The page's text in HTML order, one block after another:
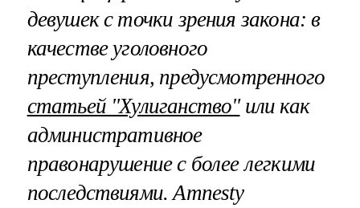
девушек с точки зрения закона: в
качестве уголовного
преступления, предусмотренного
статьей "Хулиганство"или как
административное
правонарушение с более легкими
последствиями. Amnesty